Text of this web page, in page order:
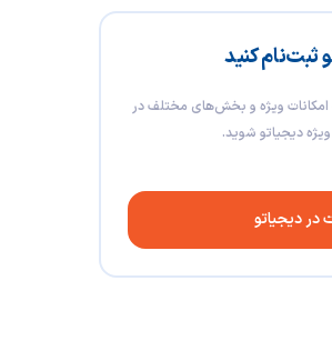
ثبت‌نام کنید
ویژه و بخش‌های مختلف در
دیجیاتو شوید.
دیجیاتو